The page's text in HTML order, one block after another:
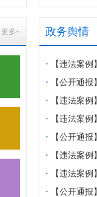
更多+ 政务舆情
·
【违法案
专项整治典
·
【公开通
案例通报（
·
【违法案
业管理服务
·
【违法案
规典型案例
·
【公开通
元市旭日物
服务企业的
·
【违法案
法典型案例
·
【违法案
法典型案例
·
【公开通